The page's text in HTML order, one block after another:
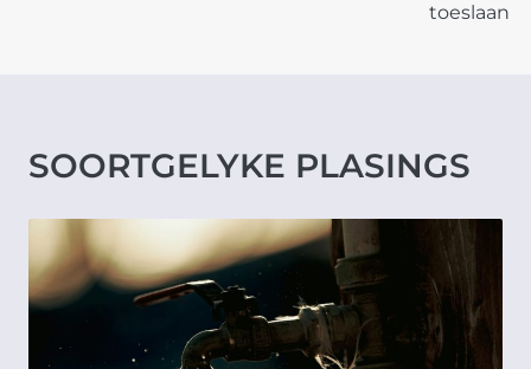
toeslaan
SOORTGELYKE PLASINGS